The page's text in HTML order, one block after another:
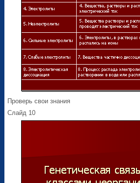
Проверь свои знания
Слайд 10